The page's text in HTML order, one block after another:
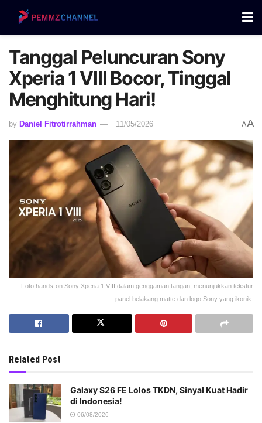
Tanggal Peluncuran Sony
Xperia 1 VIII Bocor, Tinggal
Menghitung Hari!
by Daniel Fitrotirrahman 11/05/2026 AA
Foto hands-on Sony Xperia 1 VIII dalam genggaman tangan, menunjukkan tekstur
panel belakang matte dan logo Sony yang ikonik.
Related Post
Galaxy S26 FE Lolos TKDN, Sinyal Kuat Hadir
di Indonesia!
06/08/2026